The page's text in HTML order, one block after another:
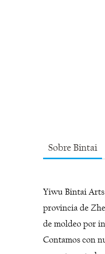
Sobre Bintai
Yiwu Bintai Arts
provincia de
de moldeo por
Contamos con